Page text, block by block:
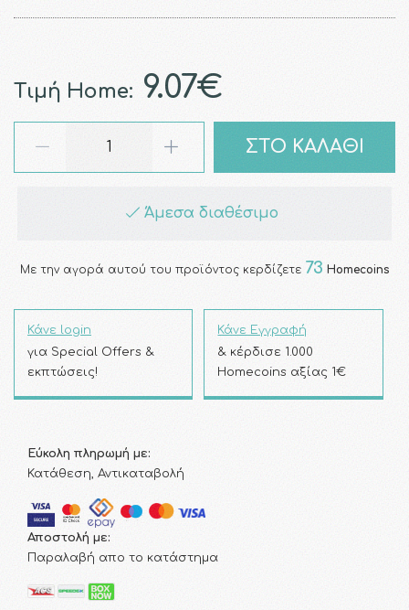
Τιμή Home: 9.07€
ΣΤΟ ΚΑΛΑΘΙ
Άμεσα διαθέσιμο
Με την αγορά αυτού του προϊόντος κερδίζετε 73 Homecoins
Κάνε login
για Special Offers &
εκπτώσεις!
Κάνε Εγγραφή
& κέρδισε 1.000
Homecoins αξίας 1€
Εύκολη πληρωμή με:
Κατάθεση, Αντικαταβολή
Αποστολή με:
Παραλαβή απο το κατάστημα